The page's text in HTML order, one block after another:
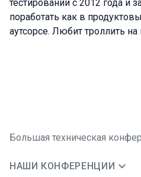
тестировании с 2012 года и
поработать как в
аутсорсе. Любит троллить
Большая техническая
НАШИ КОНФЕРЕНЦИИ